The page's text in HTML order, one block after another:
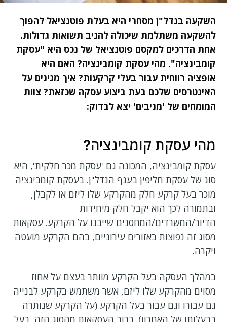
השקעה בנדל"ן מסחרי היא בעלת פוטנציאל להפוך
להשקעה משתלמת שיכולה להניב תשואות גדולות.
אחת הדרכים למקסם פוטנציאל של נכס היא "עסקת
קומבינציה". מהי עסקת קומבינציה? האם היא
אופציה רווחית עבור בעלי קרקעות? איך מגינים על
האינטרסים שלכם בעת ביצוע עסקה שכזאת? צוות
המומחים של 'מניבים' יצא לבדוק:
מהי עסקת קומבינציה?
עסקת קומבינציה, המכונה גם 'עסקת מכר חלקית', היא
סוג של עסקת חליפין בענף הנדל"ן. בעסקת קומבינציה
מוכר בעל קרקע חלק מהקרקע שלו ליזם או לקבלן,
ובתמורה לכך הוא יקבל חלק מיחידות
הדיור/המשרדים/המחסנים שייבנו על הקרקע. עסקאות
מסוג זה נפוצות באזורים עירוניים, בהם הקרקע מועטה
ויקרה.
במהלך העסקה בעל הקרקע מוותר בעצם על אחוז
מסוים מהקרקע שלו ליזם, אשר משתמש בקרקע לבנייה
גם עבורו וגם עבור בעל הקרקע (על הקרקע שנותרה